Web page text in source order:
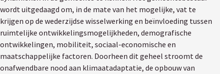
wordt uitgedaagd om, in de mate van het mogelijke, vat te
krijgen op de wederzijdse wisselwerking en beïnvloeding tussen
ruimtelijke ontwikkelingsmogelijkheden, demografische
ontwikkelingen, mobiliteit, sociaal-economische en
maatschappelijke factoren. Doorheen dit geheel stroomt de
onafwendbare nood aan klimaatadaptatie, de opbouw van